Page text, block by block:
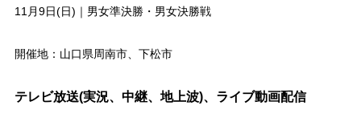
11月9日(日)｜男女準決勝・男女決勝戦
開催地：山口県周南市、下松市
テレビ放送(実況、中継、地上波)、ライブ動画配信